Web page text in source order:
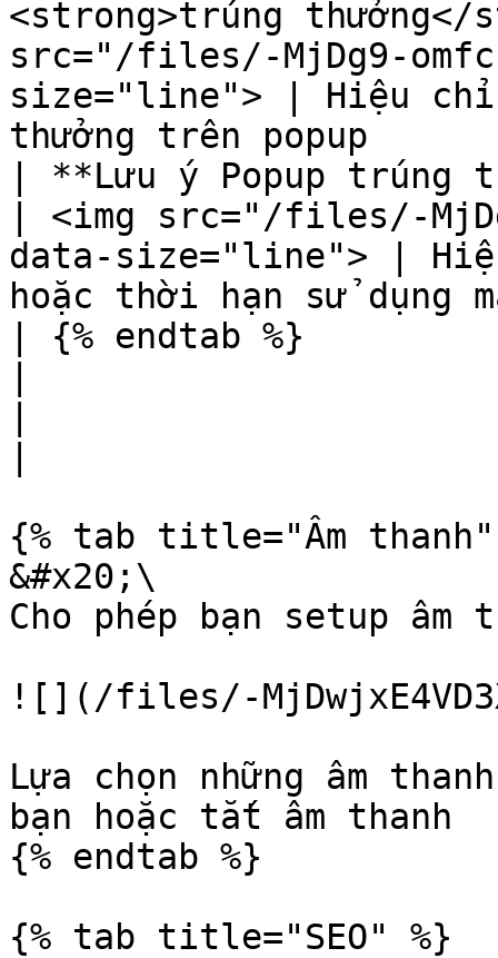
<strong>trúng
src="/files/-MjDg9-
size="line"> | Hiệu
thưởng trên popup
| **Lưu ý Popup trúng
| <img src="/files/-
data-size="line"> |
hoặc thời hạn sử dụng
| {% endtab %}
{% tab title="Âm thanh"
&#x20;\
Cho phép bạn setup âm
![](/files/-
Lựa chọn những âm
bạn hoặc tắt âm thanh
{% endtab %}
{% tab title="SEO" %}